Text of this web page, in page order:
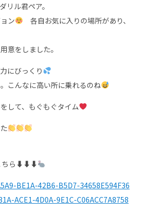
リル君ペア。
ン
各自お気に入りの場所があり、
意をしました。
にびっくり
こんなに高い所に乗れるのね
して、もぐもぐタイム
ちら⬇︎⬇︎⬇︎
BE1A-42B6-B5D7-34658E594F36
ACE1-4D0A-9E1C-C06ACC7A8758